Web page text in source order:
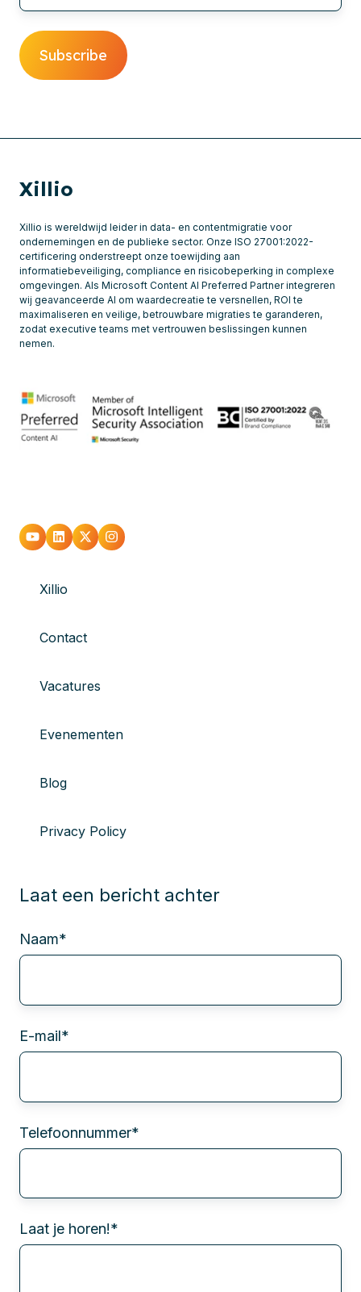
Xillio
Xillio is wereldwijd leider in data- en contentmigratie voor
ondernemingen en de publieke sector. Onze ISO 27001:2022-
certificering onderstreept onze toewijding aan
informatiebeveiliging, compliance en risicobeperking in complexe
omgevingen. Als Microsoft Content AI Preferred Partner integreren
wij geavanceerde AI om waardecreatie te versnellen, ROI te
maximaliseren en veilige, betrouwbare migraties te garanderen,
zodat executive teams met vertrouwen beslissingen kunnen
nemen.
Xillio
Contact
Vacatures
Evenementen
Blog
Privacy Policy
Laat een bericht achter
Naam*
E-mail*
Telefoonnummer*
Laat je horen!*